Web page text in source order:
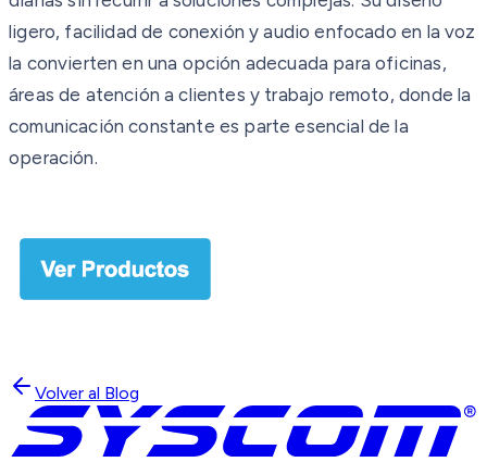
ligero, facilidad de conexión y audio enfocado en la voz
la convierten en una opción adecuada para oficinas,
áreas de atención a clientes y trabajo remoto, donde la
comunicación constante es parte esencial de la
operación.
Volver al Blog